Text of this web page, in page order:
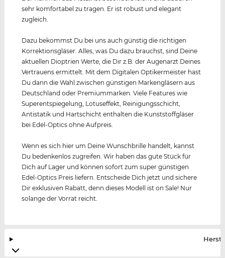
sehr komfortabel zu tragen. Er ist robust und elegant
zugleich.
Dazu bekommst Du bei uns auch günstig die richtigen
Korrektionsgläser. Alles, was Du dazu brauchst, sind Deine
aktuellen Dioptrien Werte, die Dir z.B. der Augenarzt Deines
Vertrauens ermittelt. Mit dem Digitalen Optikermeister hast
Du dann die Wahl zwischen günstigen Markengläsern aus
Deutschland oder Premiummarken. Viele Features wie
Superentspiegelung, Lotuseffekt, Reinigungsschicht,
Antistatik und Hartschicht enthalten die Kunststoffgläser
bei Edel-Optics ohne Aufpreis.
Wenn es sich hier um Deine Wunschbrille handelt, kannst
Du bedenkenlos zugreifen. Wir haben das gute Stück für
Dich auf Lager und können sofort zum super günstigen
Edel-Optics Preis liefern. Entscheide Dich jetzt und sichere
Dir exklusiven Rabatt, denn dieses Modell ist on Sale! Nur
solange der Vorrat reicht.